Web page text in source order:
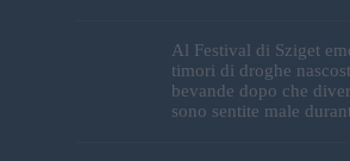
Al Festival di Sziget
timori di droghe
bevande dopo che
sono sentite male